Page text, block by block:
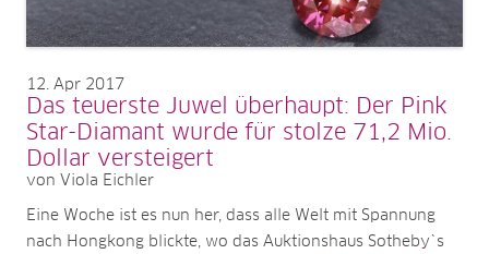
12 Apr 2017
Das teuerste Juwel überhaupt: Der Pink
Star-Diamant wurde für stolze 71,2 Mio.
Dollar versteigert
von Viola Eichler
Eine Woche ist es nun her, dass alle Welt mit Spannung
nach Hongkong blickte, wo das Auktionshaus Sotheby`s